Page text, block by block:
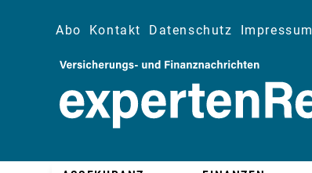
Abo Kontakt Datenschutz Impressum